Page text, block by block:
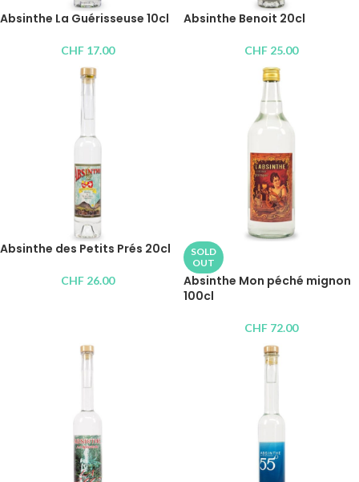
Absinthe La Guérisseuse 10cl
CHF 17.00
Absinthe Benoit 20cl
CHF 25.00
Absinthe des Petits Prés 20cl
CHF 26.00
SOLD
OUT
Absinthe Mon péché mignon
100cl
CHF 72.00